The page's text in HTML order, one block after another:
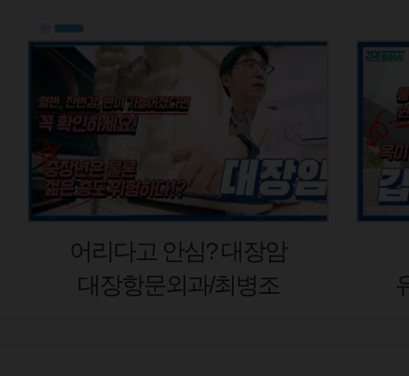
어리다고 안심? 대장암
대장항문외과/최병조